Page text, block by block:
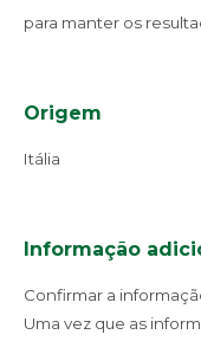
para manter os
Origem
Itália
Informação
Confirmar a
Uma vez que as